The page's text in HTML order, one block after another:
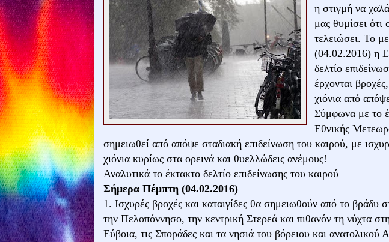
η στιγμή να
μας θυμίσει ότι
τελειώσει. Το
(04.02.2016) η
δελτίο
έρχονται
χιόνια από
Σύμφωνα με το
Εθνικής
σημειωθεί από απόψε σταδιακή επιδείνωση του καιρού, με
χιόνια κυρίως στα ορεινά και θυελλώδεις ανέμους!
Αναλυτικά το έκτακτο δελτίο επιδείνωσης του καιρού
Σήμερα Πέμπτη (04.02.2016)
1. Ισχυρές βροχές και καταιγίδες θα σημειωθούν από το
την Πελοπόννησο, την κεντρική Στερεά και πιθανόν τη νύχτα
Εύβοια, τις Σποράδες και τα νησιά του βόρειου και ανατολικού